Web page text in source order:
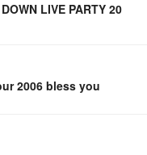
LIVE PARTY 20
2006 bless you